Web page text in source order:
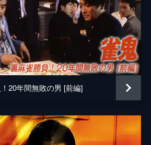
20年間無敗の男 [前編]